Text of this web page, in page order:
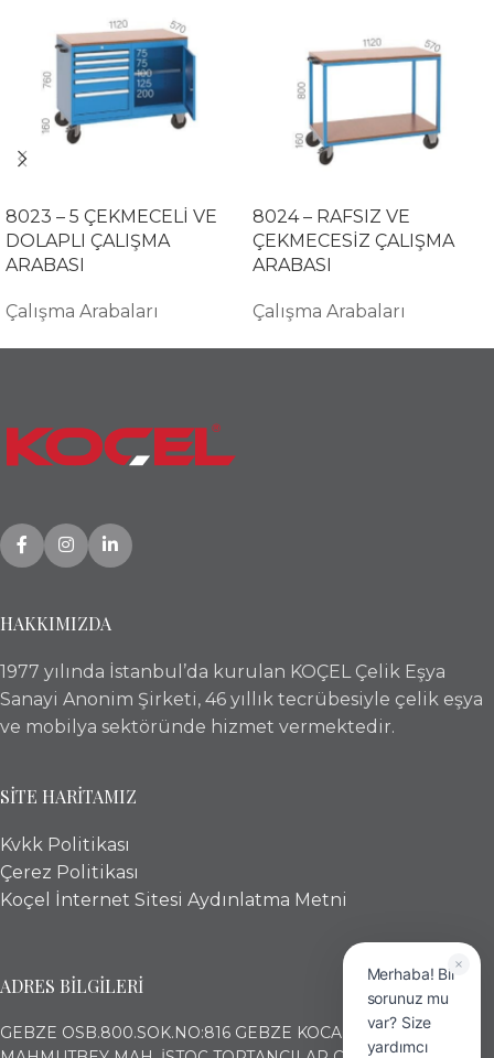
8023 – 5 ÇEKMECELİ VE
DOLAPLI ÇALIŞMA
ARABASI
Çalışma Arabaları
8024 – RAFSIZ VE
ÇEKMECESİZ ÇALIŞMA
ARABASI
Çalışma Arabaları
HAKKIMIZDA
1977 yılında İstanbul’da kurulan KOÇEL Çelik Eşya
Sanayi Anonim Şirketi, 46 yıllık tecrübesiyle çelik eşya
ve mobilya sektöründe hizmet vermektedir.
SİTE HARİTAMIZ
Kvkk Politikası
Çerez Politikası
Koçel İnternet Sitesi Aydınlatma Metni
ADRES BİLGİLERİ
GEBZE OSB.800.SOK.NO:816 GEBZE KOCAELİ
Merhaba! Bir
sorunuz mu
var? Size
yardımcı